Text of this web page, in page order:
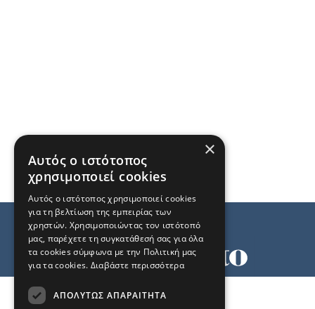
×
Αυτός ο ιστότοπος
χρησιμοποιεί cookies
Αυτός ο ιστότοπος χρησιμοποιεί cookies
για τη βελτίωση της εμπειρίας των
χρηστών. Χρησιμοποιώντας τον ιστότοπό
μας, παρέχετε τη συγκατάθεσή σας για όλα
τα cookies σύμφωνα με την Πολιτική μας
για τα cookies. Διαβάστε περισσότερα
ΑΠΟΛΎΤΩΣ ΑΠΑΡΑΊΤΗΤΑ